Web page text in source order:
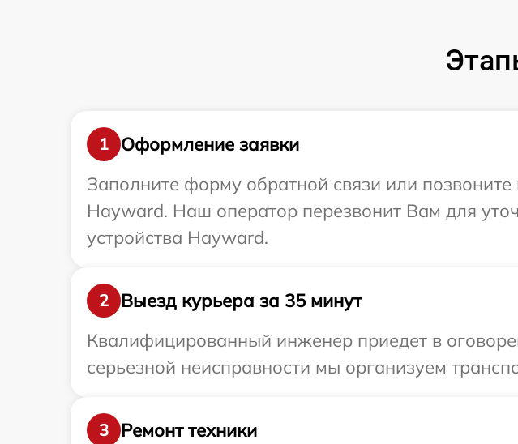
1
Оформление заявки
Заполните форму обратной связи или
Hayward. Наш оператор перезвонит Вам для
устройства Hayward.
2
Выезд курьера за 35 минут
Квалифицированный инженер приедет в
серьезной неисправности мы организуем
3
Ремонт техники